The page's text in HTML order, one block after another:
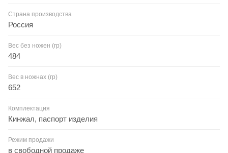
Страна производства
Россия
Вес без ножен (гр)
484
Вес в ножнах (гр)
652
Комплектация
Кинжал, паспорт изделия
Режим продажи
в свободной продаже